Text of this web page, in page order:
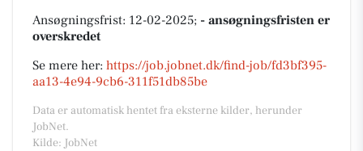
Ansøgningsfrist: 12-02-2025; - ansøgningsfristen er
overskredet
Se mere her: https://job.jobnet.dk/find-job/fd3bf395-
aa13-4e94-9cb6-311f51db85be
Data er automatisk hentet fra eksterne kilder, herunder
JobNet.
Kilde: JobNet